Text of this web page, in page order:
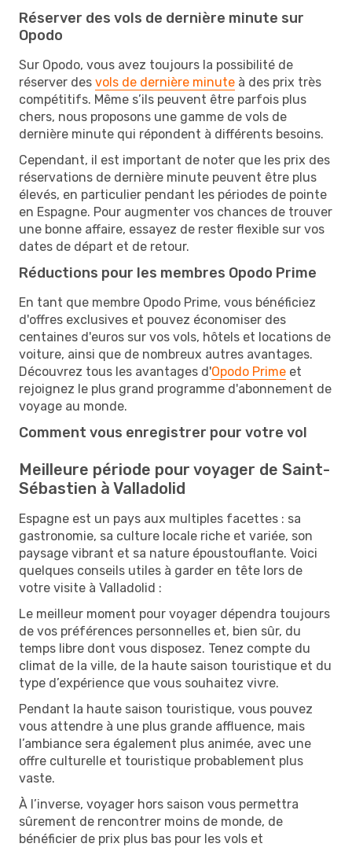
Réserver des vols de dernière minute sur
Opodo
Sur Opodo, vous avez toujours la possibilité de
réserver des vols de dernière minute à des prix très
compétitifs. Même s’ils peuvent être parfois plus
chers, nous proposons une gamme de vols de
dernière minute qui répondent à différents besoins.
Cependant, il est important de noter que les prix des
réservations de dernière minute peuvent être plus
élevés, en particulier pendant les périodes de pointe
en Espagne. Pour augmenter vos chances de trouver
une bonne affaire, essayez de rester flexible sur vos
dates de départ et de retour.
Réductions pour les membres Opodo Prime
En tant que membre Opodo Prime, vous bénéficiez
d'offres exclusives et pouvez économiser des
centaines d'euros sur vos vols, hôtels et locations de
voiture, ainsi que de nombreux autres avantages.
Découvrez tous les avantages d'Opodo Prime et
rejoignez le plus grand programme d'abonnement de
voyage au monde.
Comment vous enregistrer pour votre vol
Meilleure période pour voyager de Saint-
Sébastien à Valladolid
Espagne est un pays aux multiples facettes : sa
gastronomie, sa culture locale riche et variée, son
paysage vibrant et sa nature époustouflante. Voici
quelques conseils utiles à garder en tête lors de
votre visite à Valladolid :
Le meilleur moment pour voyager dépendra toujours
de vos préférences personnelles et, bien sûr, du
temps libre dont vous disposez. Tenez compte du
climat de la ville, de la haute saison touristique et du
type d’expérience que vous souhaitez vivre.
Pendant la haute saison touristique, vous pouvez
vous attendre à une plus grande affluence, mais
l’ambiance sera également plus animée, avec une
offre culturelle et touristique probablement plus
vaste.
À l’inverse, voyager hors saison vous permettra
sûrement de rencontrer moins de monde, de
bénéficier de prix plus bas pour les vols et